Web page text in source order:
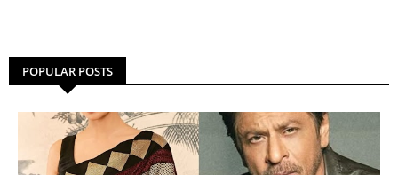
POPULAR POSTS